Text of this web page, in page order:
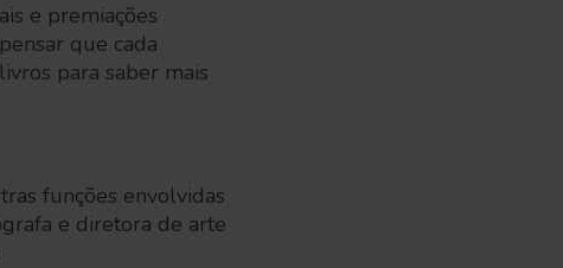
e premiações
que cada
para saber mais
funções envolvidas
e diretora de arte